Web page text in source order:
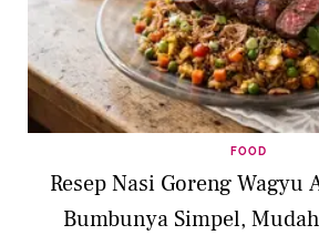
FOOD
Resep Nasi Goreng Wagyu
Bumbunya Simpel,